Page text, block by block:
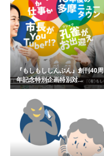
『もしもししんぶん』創刊40周
年記念特別企画特別対...